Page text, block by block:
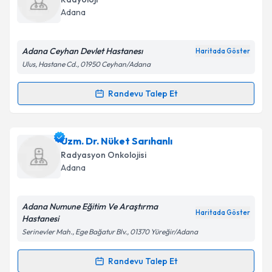
hazırlandığında e-posta ile bilgilendireceğiz.
Kişisel verilerimin işlenmesine ilişkin
Metni'ni okudum ve kişisel verilerimin belirtilen
Takvim Talebini Gönder
Adana
Adana Ceyhan Devlet Hastanesı Haritada Göster
Ulus, Hastane Cd., 01950 Ceyhan/Adana
Randevu Talep Et
Randevu Takvimi Talebi
Ass. Dr. Sibel Kandemiriçin randevu takvimi talebi
oluşturun. Size bu uzmandan randevu almanız için bir
takvim hazırlandığında e-posta ile bilgilendireceğiz.
Kişisel verilerimin işlenmesine ilişkinAydınlatma
'ni okudum ve kişisel verilerimin belirtilen
Uzm. Dr. Nüket Sarıhanlı
Radyasyon Onkolojisi
Adana
Adana Numune Eğitim Ve Araştırma
Hastanesi
Haritada Göster
Serinevler Mah., Ege Bağatur Blv., 01370 Yüreğir/Adana
Randevu Talep Et
Randevu Takvimi Talebi